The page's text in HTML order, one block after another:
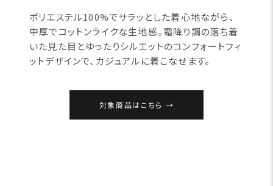
ポリエステル100%でサラッとした着心地ながら、
中厚でコットンライクな生地感。霜降り調の落ち着
いた見た目とゆったりシルエットのコンフォートフィ
ットデザインで、カジュアルに着こなせます。
対象商品はこちら